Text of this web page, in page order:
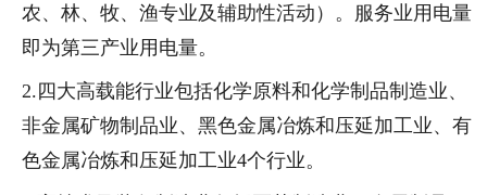
农、林、牧、渔专业及辅助性活动）。服务业用电量
即为第三产业用电量。
2.四大高载能行业包括化学原料和化学制品制造业、
非金属矿物制品业、黑色金属冶炼和压延加工业、有
色金属冶炼和压延加工业4个行业。